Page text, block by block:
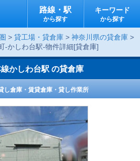
路線・駅
から探す
キーワード
から探す
> 貸工場・貸倉庫 > 神奈川県の貸倉庫 >
-かしわ台駅-物件詳細[貸倉庫]
かしわ台駅 の貸倉庫
し倉庫・賃貸倉庫・貸し作業所